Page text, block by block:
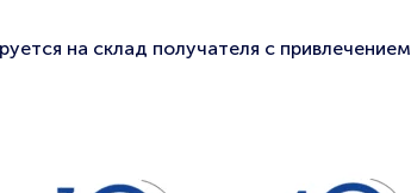
на склад получателя с привлечением